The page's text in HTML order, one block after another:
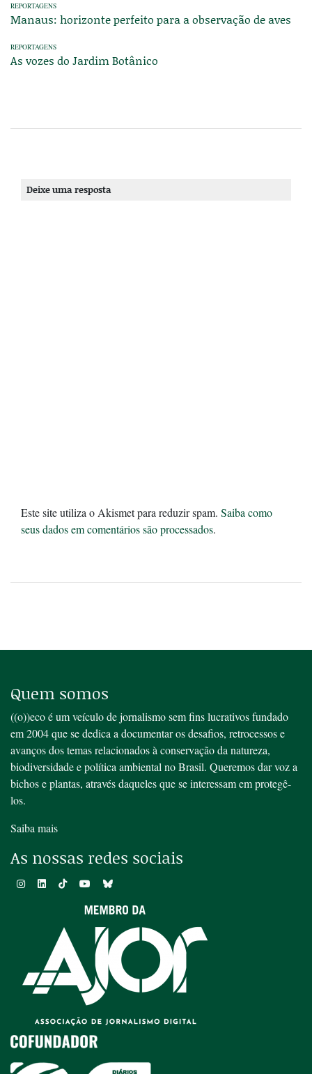
REPORTAGENS
Manaus: horizonte perfeito para a observação de aves
REPORTAGENS
As vozes do Jardim Botânico
Deixe uma resposta
Este site utiliza o Akismet para reduzir spam. Saiba como
seus dados em comentários são processados.
Quem somos
((o))eco é um veículo de jornalismo sem fins lucrativos fundado
em 2004 que se dedica a documentar os desafios, retrocessos e
avanços dos temas relacionados à conservação da natureza,
biodiversidade e política ambiental no Brasil. Queremos dar voz a
bichos e plantas, através daqueles que se interessam em protegê-
los.
Saiba mais
As nossas redes sociais